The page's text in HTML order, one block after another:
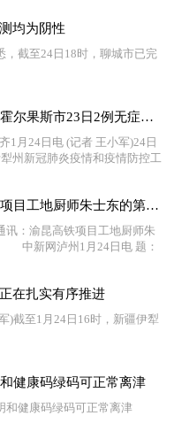
均为阴性
截至24日18时，聊城市已完
新疆伊犁州公布霍尔果斯市23日2例无症状感染者流调情况
月24日电 (记者 王小军)24日
州新冠肺炎疫情和疫情防控工
通讯：渝昆高铁项目工地厨师朱士东的第10个“家”
：渝昆高铁项目工地厨师朱
中新网泸州1月24日电 题：
在扎实有序推进
截至1月24日16时，新疆伊犁
健康码绿码可正常离津
和健康码绿码可正常离津